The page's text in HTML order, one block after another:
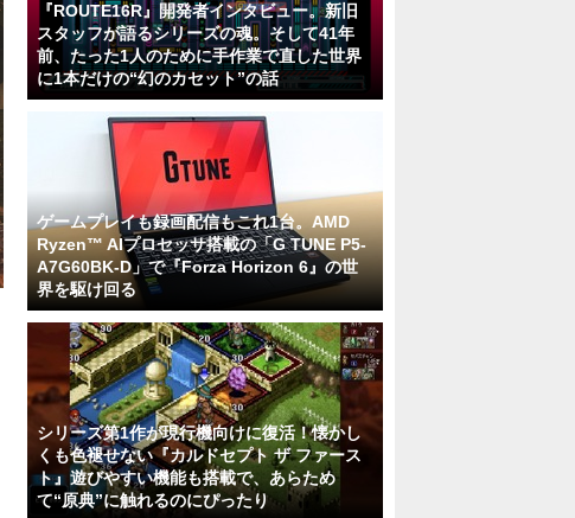
『ROUTE16R』開発者インタビュー。新旧
スタッフが語るシリーズの魂。そして41年
前、たった1人のために手作業で直した世界
に1本だけの“幻のカセット”の話
ゲームプレイも録画配信もこれ1台。AMD
Ryzen™ AIプロセッサ搭載の「G TUNE P5-
A7G60BK-D」で『Forza Horizon 6』の世
界を駆け回る
シリーズ第1作が現行機向けに復活！懐かし
くも色褪せない『カルドセプト ザ ファース
ト』遊びやすい機能も搭載で、あらため
て“原典”に触れるのにぴったり